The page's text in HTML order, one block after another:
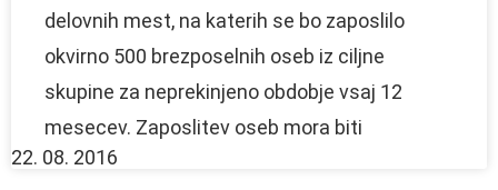
delovnih mest, na katerih se bo zaposlilo
okvirno 500 brezposelnih oseb iz ciljne
skupine za neprekinjeno obdobje vsaj 12
mesecev. Zaposlitev oseb mora biti
22. 08. 2016